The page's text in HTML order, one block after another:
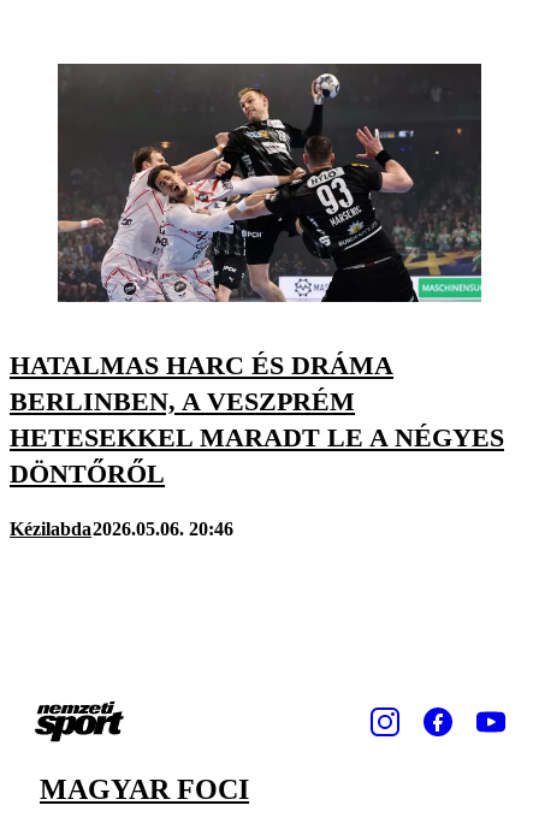
HATALMAS HARC ÉS DRÁMA
BERLINBEN, A VESZPRÉM
HETESEKKEL MARADT LE A NÉGYES
DÖNTŐRŐL
Kézilabda2026.05.06. 20:46
MAGYAR FOCI